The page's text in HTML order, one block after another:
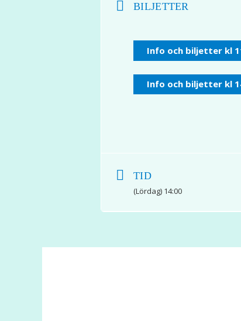
BILJETTER
Info och biljetter kl
Info och biljetter kl
TID
(Lördag) 14:00